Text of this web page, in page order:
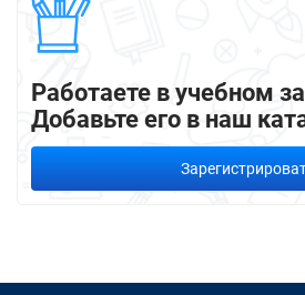
Работаете в учебном
Добавьте его в наш